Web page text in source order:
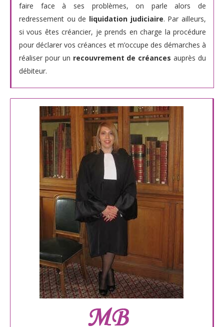
faire face à ses problèmes, on parle alors de
redressement ou de liquidation judiciaire. Par ailleurs,
si vous êtes créancier, je prends en charge la procédure
pour déclarer vos créances et m’occupe des démarches à
réaliser pour un recouvrement de créances auprès du
débiteur.